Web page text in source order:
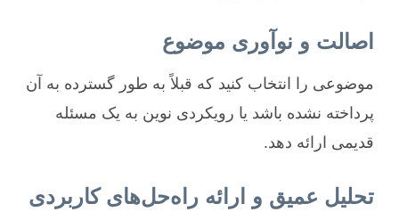
اصالت و نوآوری موضوع
موضوعی را انتخاب کنید که قبلاً به طور گسترده به آن
پرداخته نشده باشد یا رویکردی نوین به یک مسئله
قدیمی ارائه دهد.
تحلیل عمیق و ارائه راه‌حل‌های کاربردی